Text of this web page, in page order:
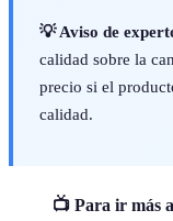
💡 Aviso de
calidad sobre la
precio si el
calidad.
📺 Para ir más